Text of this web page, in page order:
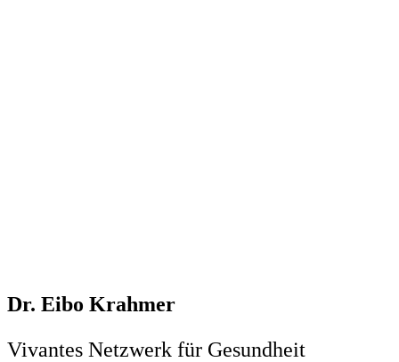
Dr. Eibo Krahmer
Vivantes Netzwerk für Gesundheit